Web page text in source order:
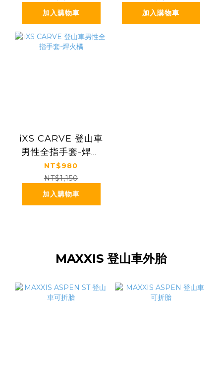
加入購物車
加入購物車
iXS CARVE 登山車
男性全指手套-焊火
橘
NT$980
NT$1,150
加入購物車
MAXXIS 登山車外胎